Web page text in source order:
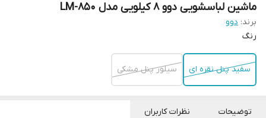
ماشین لباسشویی دوو 8 کیلویی مدل LM-850
برند: دوو
رنگ
سفید پنل نقره ای سیلور پنل مشکی
توضیحات نظرات کاربران